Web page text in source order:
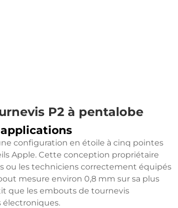
P2 à pentalobe
configuration en étoile à cinq pointes
Apple. Cette conception propriétaire
ou les techniciens correctement équipés
mesure environ 0,8 mm sur sa plus
que les embouts de tournevis
électroniques.